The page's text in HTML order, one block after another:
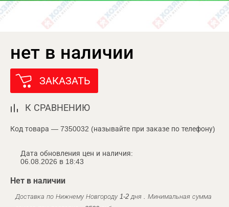
нет в наличии
ЗАКАЗАТЬ
К СРАВНЕНИЮ
Код товара — 7350032 (называйте при заказе по телефону)
Дата обновления цен и наличия:
06.08.2026 в 18:43
Нет в наличии
Доставка по Нижнему Новгороду 1-2 дня . Минимальная сумма